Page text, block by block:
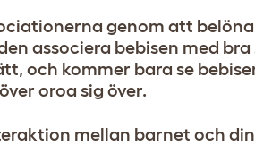
genom att
associera bebisen med
och kommer bara se
oroa sig över.
mellan barnet och